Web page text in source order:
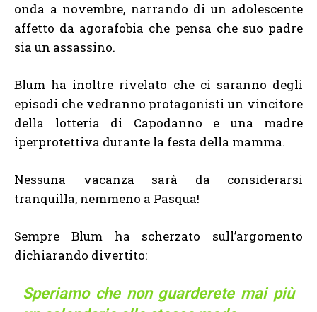
onda a novembre, narrando di un adolescente
affetto da agorafobia che pensa che suo padre
sia un assassino.
Blum ha inoltre rivelato che ci saranno degli
episodi che vedranno protagonisti un vincitore
della lotteria di Capodanno e una madre
iperprotettiva durante la festa della mamma.
Nessuna vacanza sarà da considerarsi
tranquilla, nemmeno a Pasqua!
Sempre Blum ha scherzato sull’argomento
dichiarando divertito:
Speriamo che non guarderete mai più